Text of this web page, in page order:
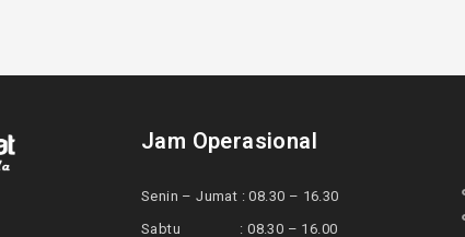
Jam Operasional
Senin – Jumat : 08.30 – 16.30
Sabtu : 08.30 – 16.00